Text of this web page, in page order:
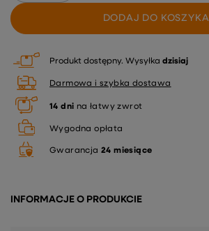
DODAJ DO KOSZYKA
Produkt dostępny Wysyłka dzisiaj
Darmowa i szybka dostawa
14 dni na łatwy zwrot
Wygodna opłata
Gwarancja 24 miesiące
INFORMACJE O PRODUKCIE